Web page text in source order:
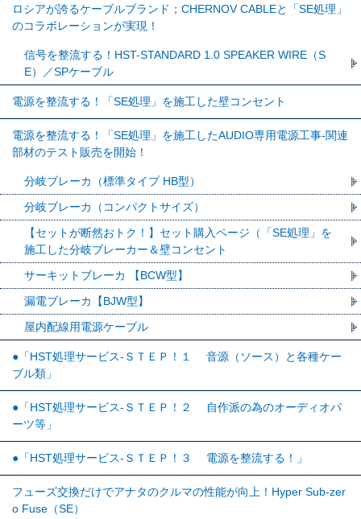
ロシアが誇るケーブルブランド；CHERNOV CABLEと「SE処理」
のコラボレーションが実現！
信号を整流する！HST-STANDARD 1.0 SPEAKER WIRE（S
E）／SPケーブル
電源を整流する！「SE処理」を施工した壁コンセント
電源を整流する！「SE処理」を施工したAUDIO専用電源工事-関連
部材のテスト販売を開始！
分岐ブレーカ（標準タイプ HB型）
分岐ブレーカ（コンパクトサイズ）
【セットが断然おトク！】セット購入ページ（「SE処理」を
施工した分岐ブレーカー＆壁コンセント
サーキットブレーカ 【BCW型】
漏電ブレーカ【BJW型】
屋内配線用電源ケーブル
●「HST処理サービス-ＳＴＥＰ！１ 音源（ソース）と各種ケー
ブル類」
●「HST処理サービス-ＳＴＥＰ！２ 自作派の為のオーディオパ
ーツ等」
●「HST処理サービス-ＳＴＥＰ！３ 電源を整流する！」
フューズ交換だけでアナタのクルマの性能が向上！Hyper Sub-zer
o Fuse（SE）